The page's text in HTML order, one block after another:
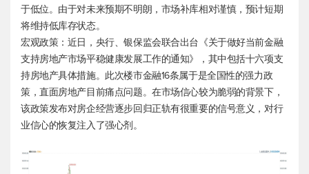
于低位。由于对未来预期不明朗，市场补库相对谨慎，预计短期
将维持低库存状态。
宏观政策：近日，央行、银保监会联合出台《关于做好当前金融
支持房地产市场平稳健康发展工作的通知》，其中包括十六项支
持房地产具体措施。此次楼市金融16条属于是全国性的强力政
策，直面房地产目前痛点问题。在市场信心较为脆弱的背景下，
该政策发布对房企经营逐步回归正轨有很重要的信号意义，对行
业信心的恢复注入了强心剂。